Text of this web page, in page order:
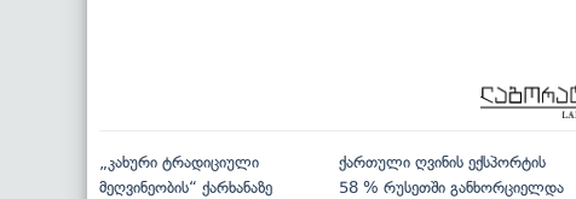
„კახური ტრადიციული
მეღვინეობის“ ქარხანაზე
ქართული ღვინის ექსპორტის
58 % რუსეთში განხორციელდა